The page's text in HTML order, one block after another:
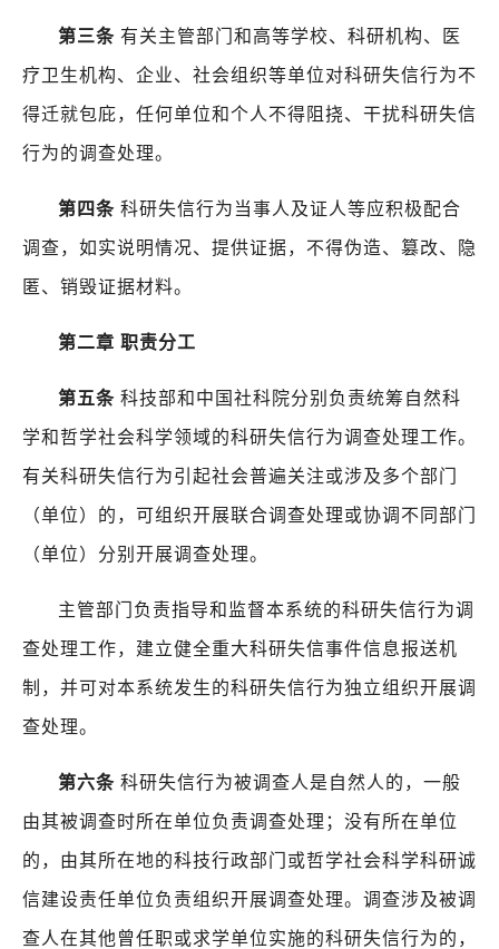
第三条 有关主管部门和高等学校、科研机构、医
疗卫生机构、企业、社会组织等单位对科研失信行为不
得迁就包庇，任何单位和个人不得阻挠、干扰科研失信
行为的调查处理。
第四条 科研失信行为当事人及证人等应积极配合
调查，如实说明情况、提供证据，不得伪造、篡改、隐
匿、销毁证据材料。
第二章 职责分工
第五条 科技部和中国社科院分别负责统筹自然科
学和哲学社会科学领域的科研失信行为调查处理工作。
有关科研失信行为引起社会普遍关注或涉及多个部门
（单位）的，可组织开展联合调查处理或协调不同部门
（单位）分别开展调查处理。
主管部门负责指导和监督本系统的科研失信行为调
查处理工作，建立健全重大科研失信事件信息报送机
制，并可对本系统发生的科研失信行为独立组织开展调
查处理。
第六条 科研失信行为被调查人是自然人的，一般
由其被调查时所在单位负责调查处理；没有所在单位
的，由其所在地的科技行政部门或哲学社会科学科研诚
信建设责任单位负责组织开展调查处理。调查涉及被调
查人在其他曾任职或求学单位实施的科研失信行为的，